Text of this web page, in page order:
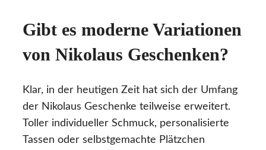
Gibt es moderne Variationen
von Nikolaus Geschenken?
Klar, in der heutigen Zeit hat sich der Umfang
der Nikolaus Geschenke teilweise erweitert.
Toller individueller Schmuck, personalisierte
Tassen oder selbstgemachte Plätzchen